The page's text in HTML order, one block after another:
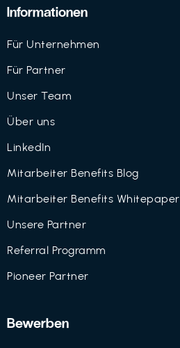
Informationen
Für Unternehmen
Für Partner
Unser Team
Über uns
LinkedIn
Mitarbeiter Benefits Blog
Mitarbeiter Benefits Whitepaper
Unsere Partner
Referral Programm
Pioneer Partner
Bewerben